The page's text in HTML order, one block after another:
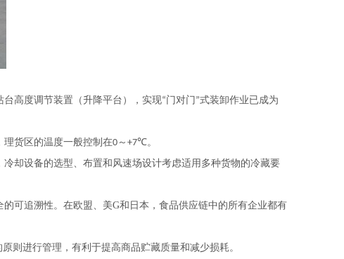
高度调节装置（升降平台），实现“门对门 ”式装卸作业已成为
货区的温度一般控制在0～ +7℃。
却设备的选型、布置和风速场设计考虑适用多种货物的冷藏要
可追溯性。在欧盟、美G和日本，食品供应链中的所有企业都有
原则进行管理，有利于提高商品贮藏质量和减少损耗。